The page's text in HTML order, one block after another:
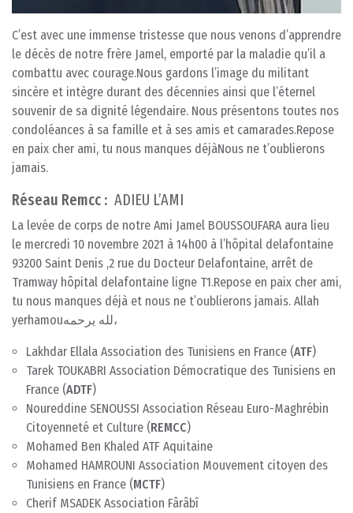
C’est avec une immense tristesse que nous venons d’apprendre
le décès de notre frère Jamel, emporté par la maladie qu’il a
combattu avec courage.Nous gardons l’image du militant
sincère et intègre durant des décennies ainsi que l’éternel
souvenir de sa dignité légendaire. Nous présentons toutes nos
condoléances à sa famille et à ses amis et camarades.Repose
en paix cher ami, tu nous manques déjàNous ne t’oublierons
jamais.
Réseau Remcc : ADIEU L’AMI
La levée de corps de notre Ami Jamel BOUSSOUFARA aura lieu
le mercredi 10 novembre 2021 à 14h00 à l’hôpital delafontaine
93200 Saint Denis ,2 rue du Docteur Delafontaine, arrêt de
Tramway hôpital delafontaine ligne T1.Repose en paix cher ami,
tu nous manques déjà et nous ne t’oublierons jamais. Allah
yerhamouلله يرحمه،
Lakhdar Ellala Association des Tunisiens en France (ATF)
Tarek TOUKABRI Association Démocratique des Tunisiens en
France (ADTF)
Noureddine SENOUSSI Association Réseau Euro-Maghrébin
Citoyenneté et Culture (REMCC)
Mohamed Ben Khaled ATF Aquitaine
Mohamed HAMROUNI Association Mouvement citoyen des
Tunisiens en France (MCTF)
Cherif MSADEK Association Fârâbî